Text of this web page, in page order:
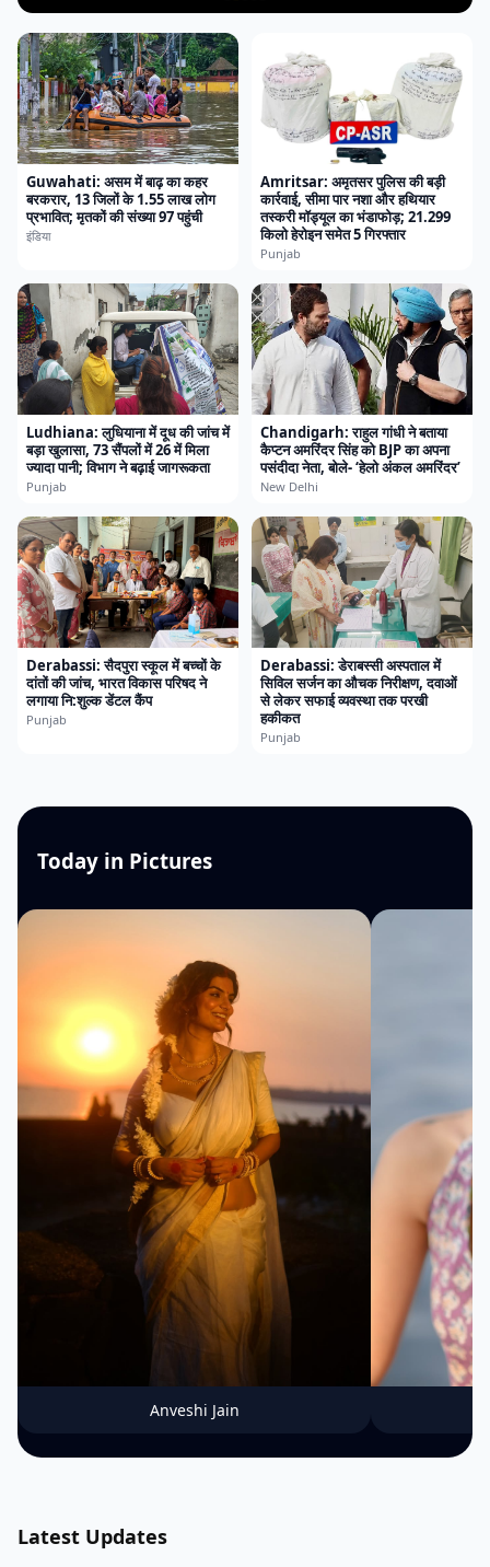
Guwahati: असम में बाढ़ का कहर
बरकरार, 13 जिलों के 1.55 लाख लोग
प्रभावित; मृतकों की संख्या 97 पहुंची
इंडिया
Amritsar: अमृतसर पुलिस की बड़ी
कार्रवाई, सीमा पार नशा और हथियार
तस्करी मॉड्यूल का भंडाफोड़; 21.299
किलो हेरोइन समेत 5 गिरफ्तार
Punjab
Ludhiana: लुधियाना में दूध की जांच में
बड़ा खुलासा, 73 सैंपलों में 26 में मिला
ज्यादा पानी; विभाग ने बढ़ाई जागरूकता
Punjab
Chandigarh: राहुल गांधी ने बताया
कैप्टन अमरिंदर सिंह को BJP का अपना
पसंदीदा नेता, बोले- ‘हेलो अंकल अमरिंदर’
New Delhi
Derabassi: सैदपुरा स्कूल में बच्चों के
दांतों की जांच, भारत विकास परिषद ने
लगाया नि:शुल्क डेंटल कैंप
Punjab
Derabassi: डेराबस्सी अस्पताल में
सिविल सर्जन का औचक निरीक्षण, दवाओं
से लेकर सफाई व्यवस्था तक परखी
हकीकत
Punjab
Today in Pictures
Anveshi Jain
Latest Updates